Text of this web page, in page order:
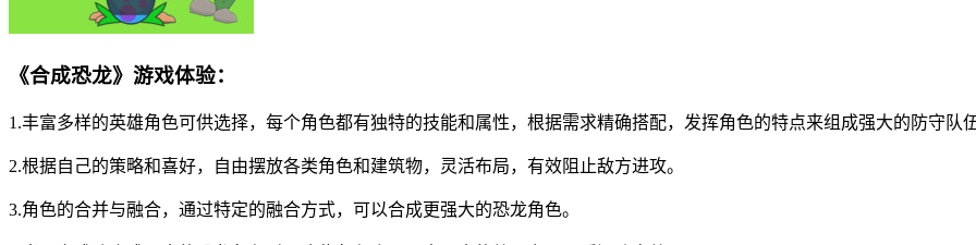
《合成恐龙》游戏体验：
1.丰富多样的英雄角色可供选择，每个角色都有独特的技能和属性，根据需求精确搭配，发挥角色的特点来组成强大的防守队
2.根据自己的策略和喜好，自由摆放各类角色和建筑物，灵活布局，有效阻止敌方进攻。
3.角色的合并与融合，通过特定的融合方式，可以合成更强大的恐龙角色。